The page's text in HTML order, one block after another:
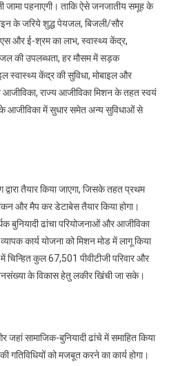
जामा पहनाएगी। ताकि ऐसे जनजातीय समूह के
के जरिये शुद्ध पेयजल, बिजली/सौर
और ई-श्रम का लाभ, स्वास्थ्य केंद्र,
की उपलब्धता, हर मौसम में सड़क
स्वास्थ्य केंद्र की सुविधा, मोबाइल और
आजीविका, राज्य आजीविका मिशन के तहत स्वयं
आजीविका में सुधार समेत अन्य सुविधाओं से
तैयार किया जाएगा, जिसके तहत प्रथम
और मैप कर डेटाबेस तैयार किया होगा।
बुनियादी ढांचा परियोजनाओं और आजीविका
कार्य योजना को मिशन मोड में लागू किया
कुल 67,501 पीवीटीजी परिवार और
के विकास हेतु लकीर खिंची जा सके।
सामाजिक-बुनियादी ढांचे में समाहित किया
गतिविधियों को मजबूत करने का कार्य होगा।